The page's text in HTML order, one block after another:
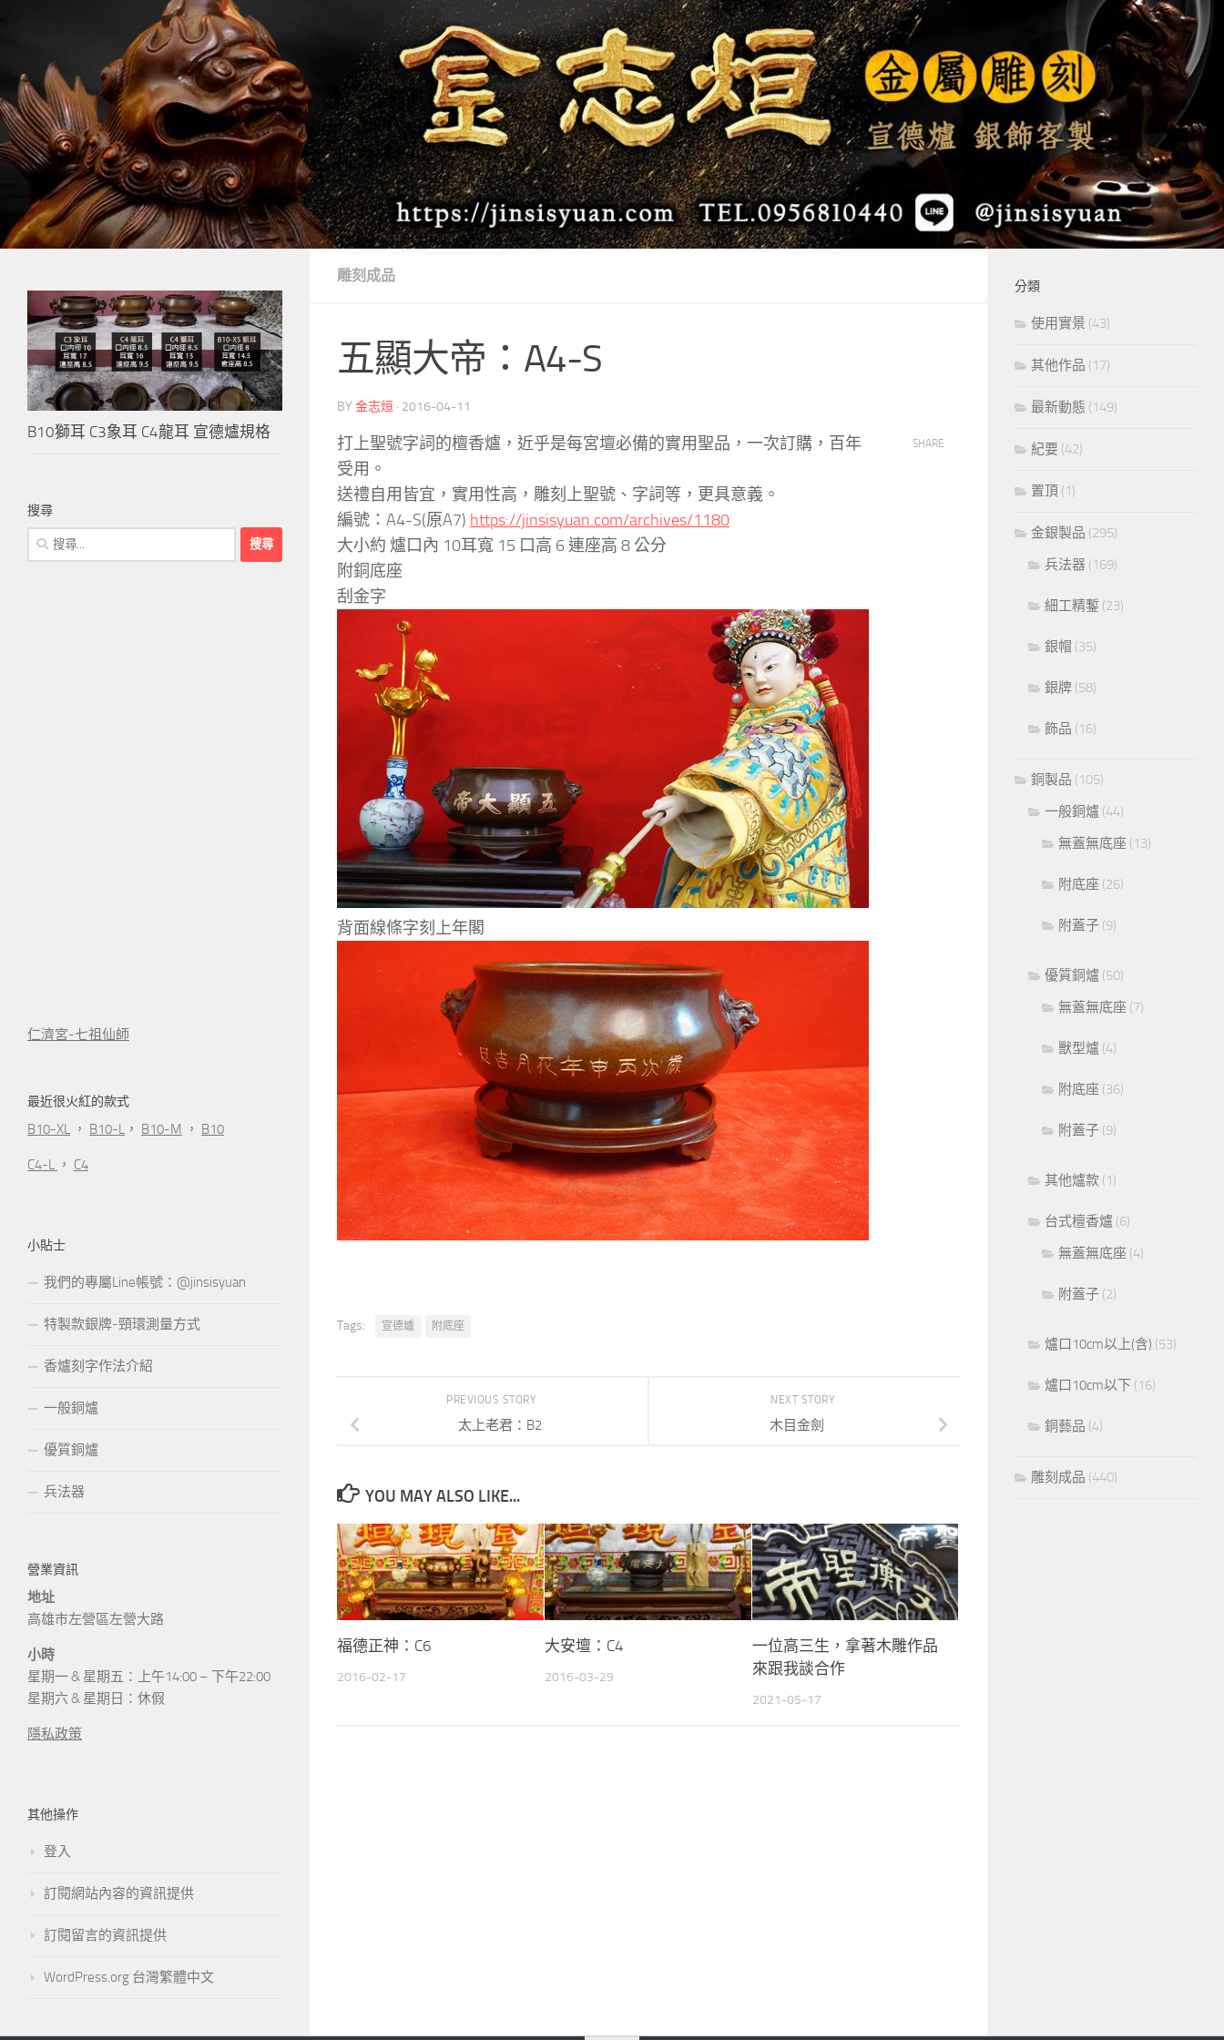
雕刻成品
五顯大帝：A4-S
BY 金志烜 · 2016-04-11
打上聖號字詞的檀香爐，近乎是每宮壇必備的實用聖品，一次訂購，百年
受用。
送禮自用皆宜，實用性高，雕刻上聖號、字詞等，更具意義。
編號：A4-S(原A7) https://jinsisyuan.com/archives/1180
大小約 爐口內 10耳寬 15 口高 6 連座高 8 公分
附銅底座
刮金字
背面線條字刻上年閣
SHARE
Tags: 宣德爐 附底座
NEXT STORY
木目金劍
PREVIOUS STORY
太上老君：B2
YOU MAY ALSO LIKE...
福德正神：C6
2016-02-17
大安壇：C4
2016-03-29
一位高三生，拿著木雕作品
來跟我談合作
2021-05-17
B10獅耳 C3象耳 C4龍耳 宣德爐規格
搜尋
搜
尋
仁濟宮-七祖仙師
最近很火紅的款式
B10-XL ， B10-L ， B10-M ， B10
C4-L ， C4
小貼士
我們的專屬Line帳號：@jinsisyuan
特製款銀牌-頸環測量方式
香爐刻字作法介紹
一般銅爐
優質銅爐
兵法器
營業資訊
地址
高雄市左營區左營大路
小時
星期一 & 星期五：上午14:00 – 下午22:00
星期六 & 星期日：休假
隱私政策
其他操作
登入
訂閱網站內容的資訊提供
訂閱留言的資訊提供
WordPress.org 台灣繁體中文
分類
使用實景 (43)
其他作品 (17)
最新動態 (149)
紀要 (42)
置頂 (1)
金銀製品 (295)
兵法器 (169)
細工精鏨 (23)
銀帽 (35)
銀牌 (58)
飾品 (16)
銅製品 (105)
一般銅爐 (44)
無蓋無底座 (13)
附底座 (26)
附蓋子 (9)
優質銅爐 (50)
無蓋無底座 (7)
獸型爐 (4)
附底座 (36)
附蓋子 (9)
其他爐款 (1)
台式檀香爐 (6)
無蓋無底座 (4)
附蓋子 (2)
爐口10cm以上(含) (53)
爐口10cm以下 (16)
銅藝品 (4)
雕刻成品 (440)